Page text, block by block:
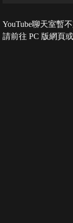
YouTube聊天室暫
請前往 PC 版網頁